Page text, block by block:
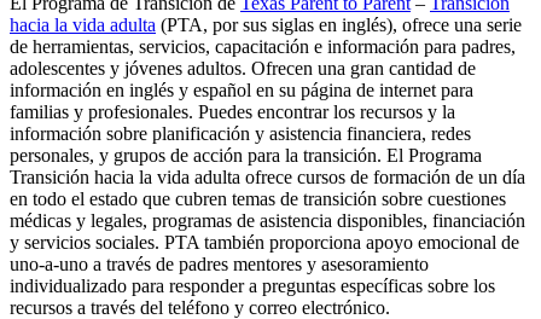
hacia la vida adulta (PTA, por sus siglas en inglés), ofrece una serie
de herramientas, servicios, capacitación e información para padres,
adolescentes y jóvenes adultos. Ofrecen una gran cantidad de
información en inglés y español en su página de internet para
familias y profesionales. Puedes encontrar los recursos y la
información sobre planificación y asistencia financiera, redes
personales, y grupos de acción para la transición. El Programa
Transición hacia la vida adulta ofrece cursos de formación de un día
en todo el estado que cubren temas de transición sobre cuestiones
médicas y legales, programas de asistencia disponibles, financiación
y servicios sociales. PTA también proporciona apoyo emocional de
uno-a-uno a través de padres mentores y asesoramiento
individualizado para responder a preguntas específicas sobre los
recursos a través del teléfono y correo electrónico.